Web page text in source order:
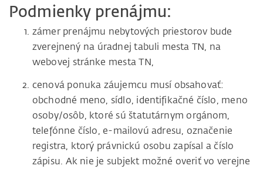
Podmienky prenájmu:
zámer prenájmu nebytových priestorov bude
zverejnený na úradnej tabuli mesta TN, na
webovej stránke mesta TN,
cenová ponuka záujemcu musí obsahovať:
obchodné meno, sídlo, identifikačné číslo, meno
osoby/osôb, ktoré sú štatutárnym orgánom,
telefónne číslo, e-mailovú adresu, označenie
registra, ktorý právnickú osobu zapísal a číslo
zápisu. Ak nie je subjekt možné overiť vo verejne